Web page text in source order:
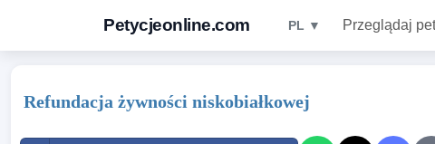
Petycjeonline.com PL ▼ Przeglądaj
Refundacja żywności niskobiałkowej